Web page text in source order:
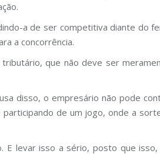
a de ser competitiva diante do
a concorrência.
que não deve ser
disso, o empresário não pode
de um jogo, onde a
levar isso a sério, posto que